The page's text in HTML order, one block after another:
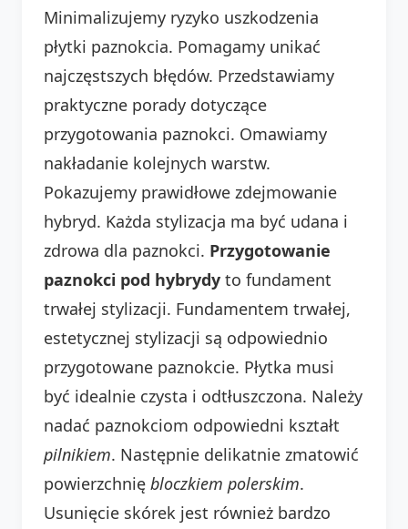
Minimalizujemy ryzyko uszkodzenia
płytki paznokcia. Pomagamy unikać
najczęstszych błędów. Przedstawiamy
praktyczne porady dotyczące
przygotowania paznokci. Omawiamy
nakładanie kolejnych warstw.
Pokazujemy prawidłowe zdejmowanie
hybryd. Każda stylizacja ma być udana i
zdrowa dla paznokci. Przygotowanie
paznokci pod hybrydy to fundament
trwałej stylizacji. Fundamentem trwałej,
estetycznej stylizacji są odpowiednio
przygotowane paznokcie. Płytka musi
być idealnie czysta i odtłuszczona. Należy
nadać paznokciom odpowiedni kształt
pilnikiem. Następnie delikatnie zmatowić
powierzchnię bloczkiem polerskim.
Usunięcie skórek jest również bardzo